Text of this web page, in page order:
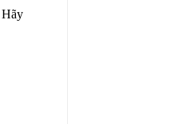
Hãy